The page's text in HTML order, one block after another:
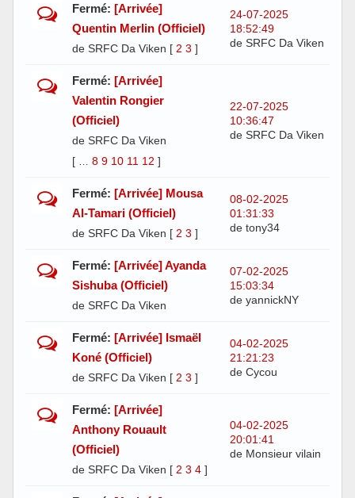
Fermé: [Arrivée]
Quentin Merlin (Officiel)
de SRFC Da Viken [ 2 3 ]
24-07-2025
18:52:49
de SRFC Da Viken
Fermé: [Arrivée]
Valentin Rongier
(Officiel)
de SRFC Da Viken
[
8 9 10 11 12 ]
22-07-2025
10:36:47
de SRFC Da Viken
Fermé: [Arrivée] Mousa
Al-Tamari (Officiel)
de SRFC Da Viken [ 2 3 ]
08-02-2025
01:31:33
de tony34
Fermé: [Arrivée] Ayanda
Sishuba (Officiel)
de SRFC Da Viken
07-02-2025
15:03:34
de yannickNY
Fermé: [Arrivée] Ismaël
Koné (Officiel)
de SRFC Da Viken [ 2 3 ]
04-02-2025
21:21:23
de Cycou
Fermé: [Arrivée]
Anthony Rouault
(Officiel)
de SRFC Da Viken [ 2 3 4]
04-02-2025
20:01:41
de Monsieur vilain